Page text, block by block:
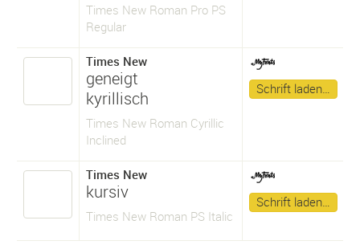
Times New Roman Pro PS
Regular
Times New
geneigt
kyrillisch
Times New Roman Cyrillic
Inclined
Schrift laden…
Times New
kursiv
Times New Roman PS Italic
Schrift laden…